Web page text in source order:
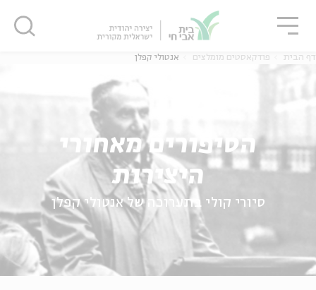
אנגלית
דף הבית פודקאסטים מומלצים אנטולי קפלן
הסיפורים מאחורי
היצירות
סיורי קולי בתערוכה של אנטולי קפלן
סגור